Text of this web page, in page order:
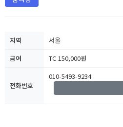
지역
서울
급여
TC 150,000원
전화번호
010-5493-9234